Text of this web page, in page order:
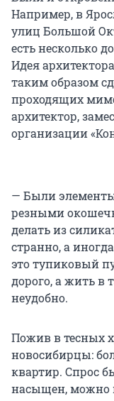
Например, в
улиц Большой
есть несколько
Идея
таким образом
проходящих
архитектор,
организации
— Были
резными
делать из
странно, а
это тупиковый
дорого, а жить в
неудобно.
Пожив в тесных
новосибирцы:
квартир. Спрос
насыщен, можно